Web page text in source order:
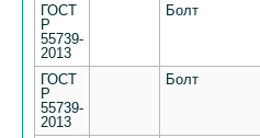
ГОСТ
Р
55739-
2013
Болт
ГОСТ
Р
55739-
2013
Болт